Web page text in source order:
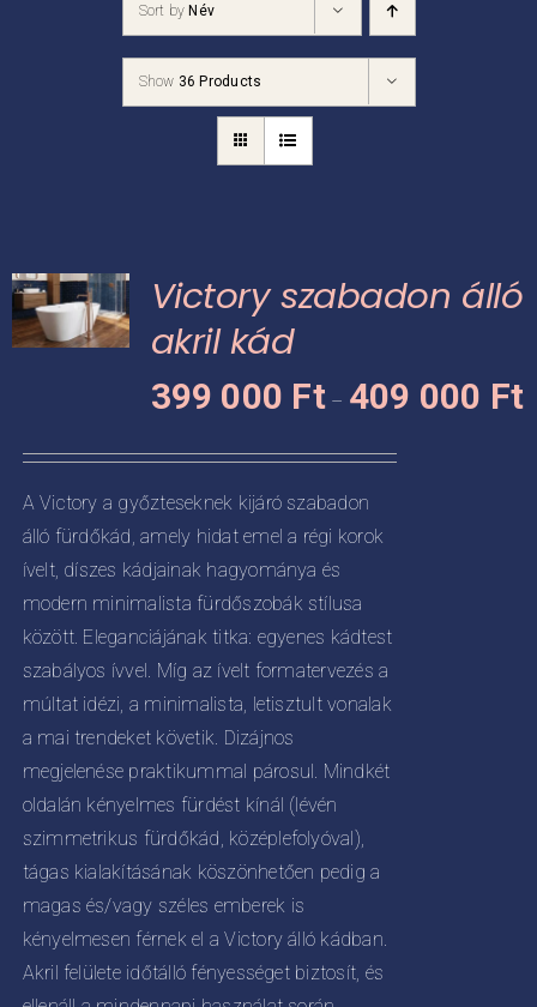
Kádpróba
Prestige-ről
Sort by Név
Show 36 Products
Victory szabadon álló
akril kád
399 000 Ft – 409 000 Ft
A Victory a győzteseknek kijáró szabadon
álló fürdőkád, amely hidat emel a régi korok
ívelt, díszes kádjainak hagyománya és
modern minimalista fürdőszobák stílusa
között. Eleganciájának titka: egyenes kádtest
szabályos ívvel. Míg az ívelt formatervezés a
múltat idézi, a minimalista, letisztult vonalak
a mai trendeket követik. Dizájnos
megjelenése praktikummal párosul. Mindkét
oldalán kényelmes fürdést kínál (lévén
szimmetrikus fürdőkád, középlefolyóval),
tágas kialakításának köszönhetően pedig a
magas és/vagy széles emberek is
kényelmesen férnek el a Victory álló kádban.
Akril felülete időtálló fényességet biztosít, és